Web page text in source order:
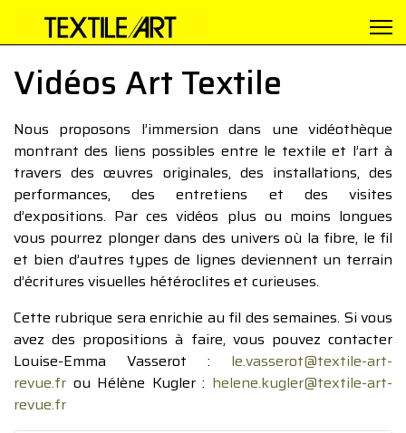
Vidéos Art Textile
Nous proposons l’immersion dans une vidéothèque
montrant des liens possibles entre le textile et l’art à
travers des œuvres originales, des installations, des
performances, des entretiens et des visites
d’expositions. Par ces vidéos plus ou moins longues
vous pourrez plonger dans des univers où la fibre, le fil
et bien d’autres types de lignes deviennent un terrain
d’écritures visuelles hétéroclites et curieuses.
Cette rubrique sera enrichie au fil des semaines. Si vous
avez des propositions à faire, vous pouvez contacter
Louise-Emma Vasserot : le.vasserot@textile-art-
revue.fr ou Hélène Kugler : helene.kugler@textile-art-
revue.fr